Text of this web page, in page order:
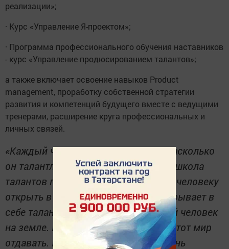
реализации»;
· Курс «Управление Я-проектом»;
· Программа профессионального обучения наставников
- курс «Управление продюсированием талантов»;
а также включает освоение навыков Product
management, проработку собственной стратегии
развития и компетенций будущего вместе с ведущими
тренерами, расширение круга профессиональных и
личных связей.
«Каждый человек не подозревает, насколько
он талантлив. Поэтому Молодежная школа
талантов призвана помочь каждому человеку
открыть в себе талант. Если он раскрывает в
себе талант, то он самый счастливый человек
на земле. Ведь человек приходит в этот мир
отдавать. И научиться отдавать - очень